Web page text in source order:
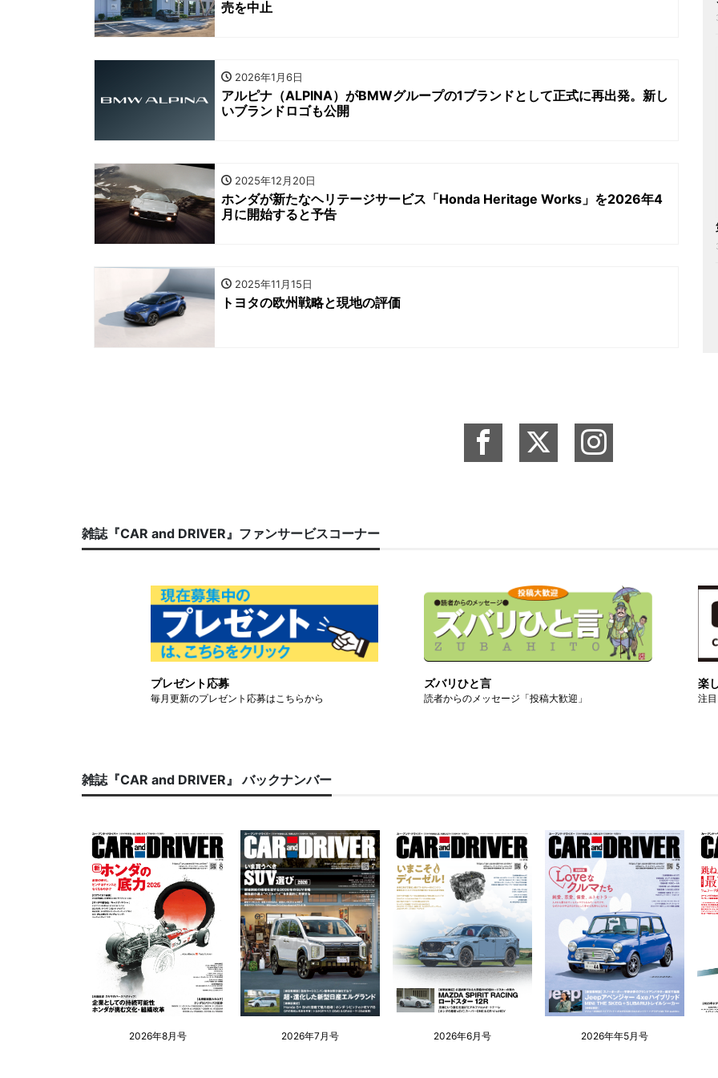
売を中止
2026年1月6日
アルピナ（ALPINA）がBMWグループの1ブランドとして正式に再出発。新し
いブランドロゴも公開
2025年12月20日
ホンダが新たなヘリテージサービス「Honda Heritage Works」を2026年4
月に開始すると予告
2025年11月15日
トヨタの欧州戦略と現地の評価
雑誌『CAR and DRIVER』ファンサービスコーナー
プレゼント応募
毎月更新のプレゼント応募はこちらから
ズバリひと言
読者からのメッセージ「投稿大歓迎」
楽
注
雑誌『CAR and DRIVER』 バックナンバー
2026年8月号 2026年7月号 2026年6月号 2026年年5月号